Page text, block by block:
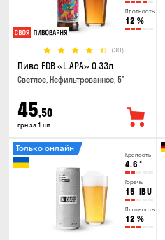
Плотность
12 %
(30)
Пиво FDB «L.APA» 0.33л
Светлое, Нефильтрованное, 5°
45,50
грн за 1 шт
Крепость
4.6 °
Горечь
15 IBU
Плотность
12 %
Только онлайн